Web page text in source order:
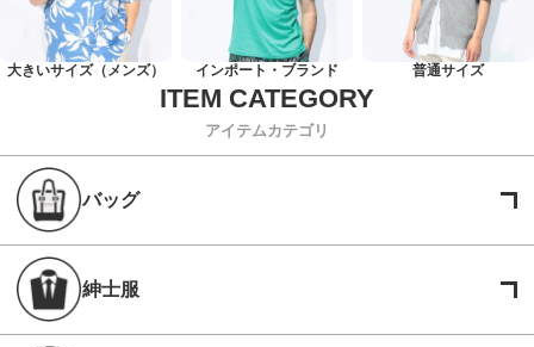
大きいサイズ（メンズ） インポート・ブランド 普通サイズ
アイテムカテゴリ
バッグ
紳士服